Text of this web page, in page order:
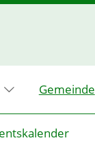
Gemeinde